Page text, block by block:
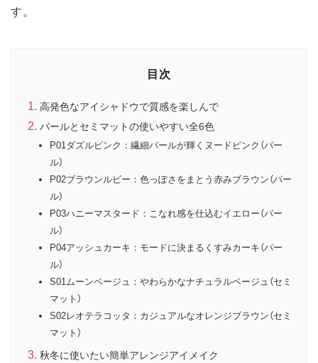
す。
目次
高発色なアイシャドウで質感を楽しんで
パールとセミマットの使いやすい全6色
P01ダズルピンク：繊細パールが輝くヌードピンク（パー
ル）
P02ブラウンルビー：色っぽさをまとう赤みブラウン（パー
ル）
P03ハニーマスタード：こなれ感を仕込むイエロー（パー
ル）
P04アッシュカーキ：モードに決まるくすみカーキ（パー
ル）
S01ムーンベージュ：やわらかなナチュラルベージュ（セミ
マット）
S02レオテラコッタ：カジュアルなオレンジブラウン（セミ
マット）
秋冬に使いたい簡単アレンジアイメイク